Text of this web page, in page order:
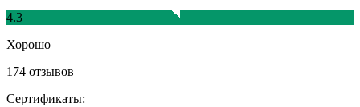
4.3
Хорошо
174 отзывов
Сертификаты: